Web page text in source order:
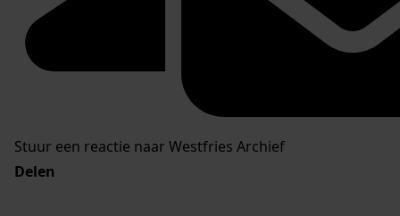
Stuur een reactie naar Westfries Archief
Delen